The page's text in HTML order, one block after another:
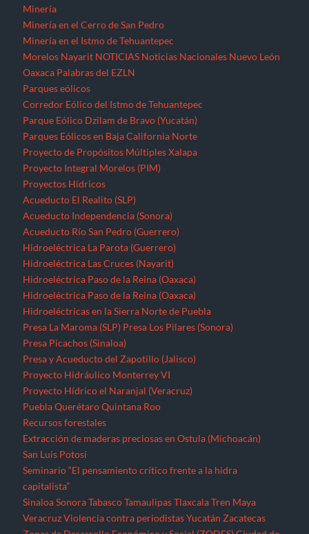
Minería
Minería en el Cerro de San Pedro
Minería en el Istmo de Tehuantepec
Morelos Nayarit NOTICIAS Noticias Nacionales Nuevo León
Oaxaca Palabras del EZLN
Parques eólicos
Corredor Eólico del Istmo de Tehuantepec
Parque Eólico Dzilam de Bravo (Yucatán)
Parques Eólicos en Baja California Norte
Proyecto de Propósitos Múltiples Xalapa
Proyecto Integral Morelos (PIM)
Proyectos Hídricos
Acueducto El Realito (SLP)
Acueducto Independencia (Sonora)
Acueducto Río San Pedro (Guerrero)
Hidroeléctrica La Parota (Guerrero)
Hidroeléctrica Las Cruces (Nayarit)
Hidroeléctrica Paso de la Reina (Oaxaca)
Hidroeléctrica Paso de la Reina (Oaxaca)
Hidroeléctricas en la Sierra Norte de Puebla
Presa La Maroma (SLP) Presa Los Pilares (Sonora)
Presa Picachos (Sinaloa)
Presa y Acueducto del Zapotillo (Jalisco)
Proyecto Hidráulico Monterrey VI
Proyecto Hídrico el Naranjal (Veracruz)
Puebla Querétaro Quintana Roo
Recursos forestales
Extracción de maderas preciosas en Ostula (Michoacán)
San Luis Potosí
Seminario “El pensamiento crítico frente a la hidra
capitalista”
Sinaloa Sonora Tabasco Tamaulipas Tlaxcala Tren Maya
Veracruz Violencia contra periodistas Yucatán Zacatecas